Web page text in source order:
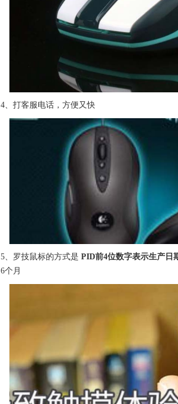
4、打客服电话，方便又快
5、罗技鼠标的方式是 PID前4位数字表示生产日
6个月